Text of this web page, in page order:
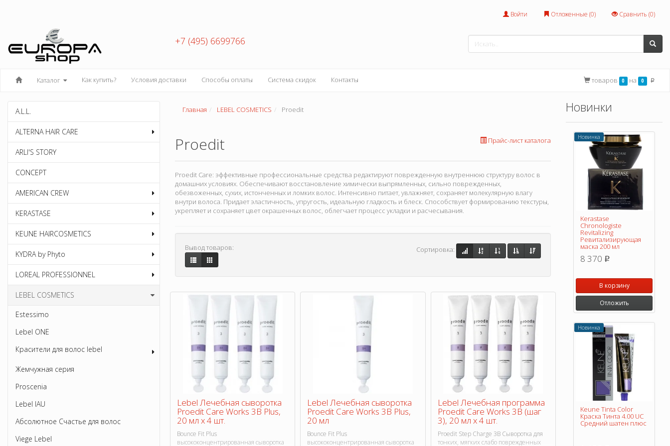
Войти Отложенные (0) Сравнить (0)
+7 (495) 6699766
Каталог Как купить? Условия доставки Способы оплаты Система скидок Контакты товаров 0 на 0 p
A.L.L.
ALTERNA HAIR CARE
ARLI'S STORY
CONCEPT
AMERICAN CREW
KERASTASE
KEUNE HAIRCOSMETICS
KYDRA by Phyto
LOREAL PROFESSIONNEL
LEBEL COSMETICS
Estessimo
Lebel ONE
Красители для волос lebel
Жемчужная серия
Proscenia
Lebel IAU
Абсолютное Счастье для волос
Viege Lebel
Главная LEBEL COSMETICS Proedit
Прайс-лист каталога
Proedit
Proedit Care: эффективные профессиональные средства редактируют поврежденную внутреннюю структуру волос в
домашних условиях. Обеспечивают восстановление химически выпрямленных, сильно поврежденных,
обезвоженных, сухих, истонченных и ломких волос. Интенсивно питает, увлажняет, сохраняет молекулярную влагу
внутри волоса. Придает эластичность, упругость, идеальную гладкость и блеск. Способствует формированию текстуры,
укрепляет и сохраняет цвет окрашенных волос, облегчает процесс укладки и расчесывания.
Вывод товаров: Сортировка:
Lebel Лечебная сыворотка
Proedit Care Works 3В Plus,
20 мл х 4 шт.
Bounce Fit Plus
высококонцентрированная сыворотка
Lebel Лечебная сыворотка
Proedit Care Works 3В Plus,
20 мл
Bounce Fit Plus
высококонцентрированная сыворотка
Lebel Лечебная программа
Proedit Care Works 3В (шаг
3), 20 мл х 4 шт.
Proedit Step Charge 3B Сыворотка для
тонких, мягких слабо поврежденных
Новинки
Новинка
Kerastase
Chronologiste
Revitalizing
Ревитализирующая
маска 200 мл
8 370 p
В корзину
Отложить
Новинка
Keune Tinta Color
Краска Тинта 4.00 UC
Средний шатен плюс